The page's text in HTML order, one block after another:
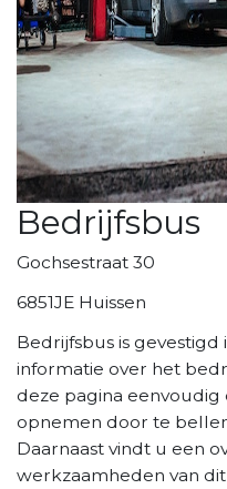
Bedrijfsbus
Gochsestraat 30
6851JE Huissen
Bedrijfsbus is gevestigd
informatie over het
deze pagina
opnemen door te
Daarnaast vindt u een
werkzaamheden van